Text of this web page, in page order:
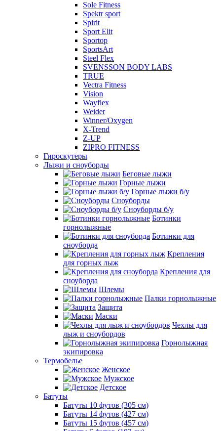
Sole Fitness
Spektr sport
Spirit
Sport Elit
Sportop
SportsArt
Steel Flex
SVENSSON BODY LABS
TRUE
Vectra Fitness
Vision
Wayflex
Weider
Winner/Oxygen
X-Trend
Z-UP
ZIPRO FITNESS
Гироскутеры
Лыжи и сноуборды
Беговые лыжи
Горные лыжи
Горные лыжи б/у
Сноуборды
Сноуборды б/у
Ботинки
горнолыжные
Ботинки для
сноуборда
Крепления
для горных лыж
Крепления для
сноуборда
Шлемы
Палки горнолыжные
Защита
Маски
Чехлы для
лыж и сноубордов
Горнолыжная
экипировка
Термобелье
Женское
Мужское
Детское
Батуты
Батуты 10 футов (305 см)
Батуты 14 футов (427 см)
Батуты 15 футов (457 см)